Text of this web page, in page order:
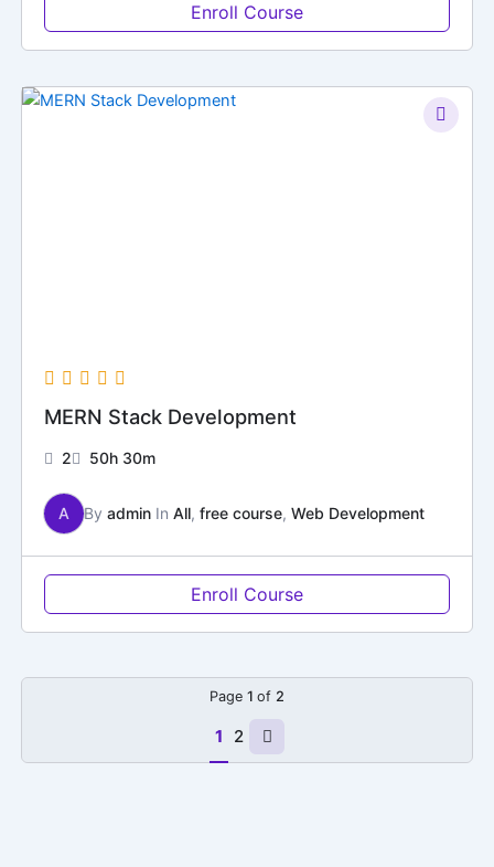
Enroll Course
MERN Stack Development
2 50h 30m
A By adminIn All, free course, Web Development
Enroll Course
Page 1 of 2
1 2